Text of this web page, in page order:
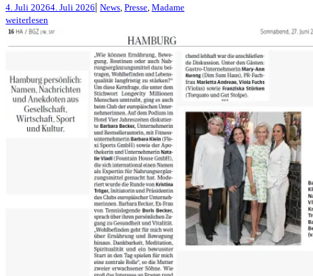
4. Juli 20264. Juli 2026| News, Presse, Madame
weiterlesen